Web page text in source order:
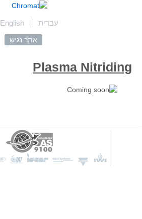
English עברית
אתר נגיש
Plasma Nitriding